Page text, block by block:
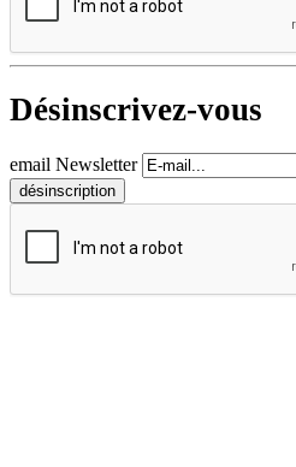
Désinscrivez-vous
email Newsletter